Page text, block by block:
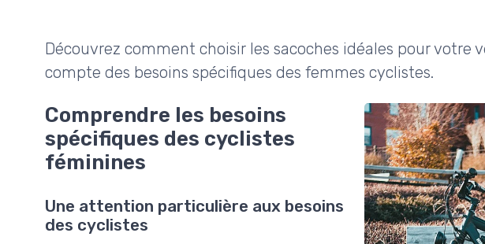
Découvrez comment choisir les sacoches idéales pour votre
compte des besoins spécifiques des femmes cyclistes.
Comprendre les besoins
spécifiques des cyclistes
féminines
Une attention particulière aux besoins
des cyclistes